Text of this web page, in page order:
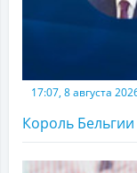
17:07, 8 августа
Король